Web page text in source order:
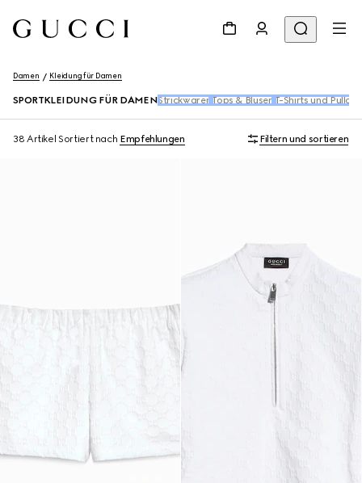
Damen Kleidung für Damen
SPORTKLEIDUNG FÜR DAMEN Strickwaren Tops & Blusen​ T-Shirts und
38 Artikel Sortiert nach Empfehlungen Filtern und sortieren